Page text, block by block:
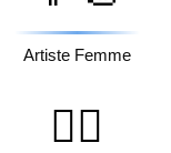
Artiste Femme
👩‍✈️